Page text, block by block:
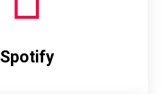
Spotify